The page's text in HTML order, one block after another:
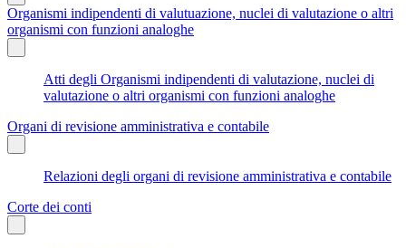
Organismi indipendenti di valutuazione, nuclei di valutazione o altri
organismi con funzioni analoghe
Atti degli Organismi indipendenti di valutazione, nuclei di
valutazione o altri organismi con funzioni analoghe
Organi di revisione amministrativa e contabile
Relazioni degli organi di revisione amministrativa e contabile
Corte dei conti